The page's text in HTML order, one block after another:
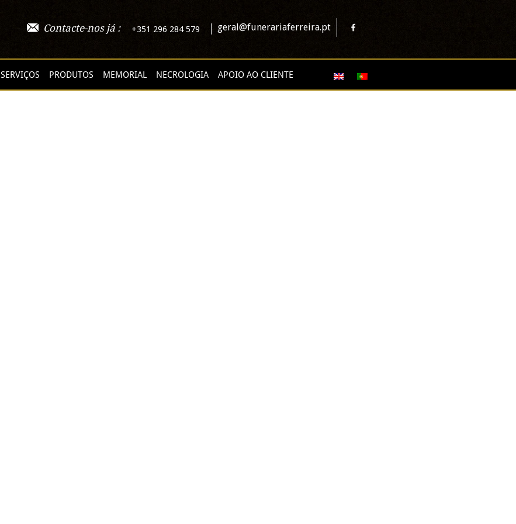
Contacte-nos já : +351 296 284 579 geral@funerariaferreira.pt
SERVIÇOS PRODUTOS MEMORIAL NECROLOGIA APOIO AO CLIENTE